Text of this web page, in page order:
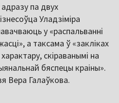
па двух
Уладзіміра
у «распальванні
а таксама ў «закліках
скіраванымі на
бяспецы краіны».
Вера Галаўкова.